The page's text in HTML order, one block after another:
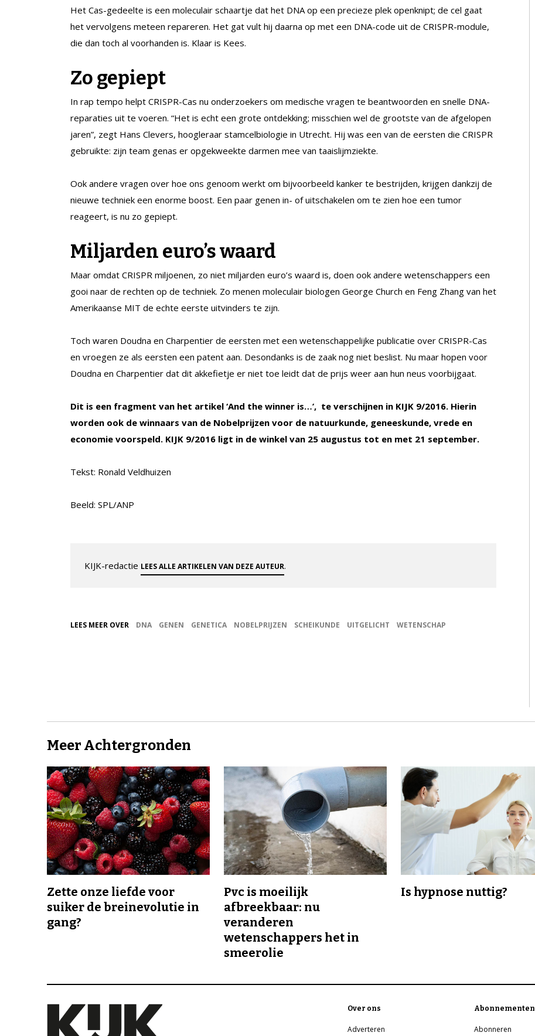
Het Cas-gedeelte is een moleculair schaartje dat het DNA op een precieze plek openknipt; de cel gaat
het vervolgens meteen repareren. Het gat vult hij daarna op met een DNA-code uit de CRISPR-module,
die dan toch al voorhanden is. Klaar is Kees.
Zo gepiept
In rap tempo helpt CRISPR-Cas nu onderzoekers om medische vragen te beantwoorden en snelle DNA-
reparaties uit te voeren. “Het is echt een grote ontdekking; misschien wel de grootste van de afgelopen
jaren”, zegt Hans Clevers, hoogleraar stamcelbiologie in Utrecht. Hij was een van de eersten die CRISPR
gebruikte: zijn team genas er opgekweekte darmen mee van taaislijmziekte.
Ook andere vragen over hoe ons genoom werkt om bijvoorbeeld kanker te bestrijden, krijgen dankzij de
nieuwe techniek een enorme boost. Een paar genen in- of uitschakelen om te zien hoe een tumor
reageert, is nu zo gepiept.
Miljarden euro’s waard
Maar omdat CRISPR miljoenen, zo niet miljarden euro’s waard is, doen ook andere wetenschappers een
gooi naar de rechten op de techniek. Zo menen moleculair biologen George Church en Feng Zhang van het
Amerikaanse MIT de echte eerste uitvinders te zijn.
Toch waren Doudna en Charpentier de eersten met een wetenschappelijke publicatie over CRISPR-Cas
en vroegen ze als eersten een patent aan. Desondanks is de zaak nog niet beslist. Nu maar hopen voor
Doudna en Charpentier dat dit akkefietje er niet toe leidt dat de prijs weer aan hun neus voorbijgaat.
Dit is een fragment van het artikel ‘And the winner is…’, te verschijnen in KIJK 9/2016. Hierin
worden ook de winnaars van de Nobelprijzen voor de natuurkunde, geneeskunde, vrede en
economie voorspeld. KIJK 9/2016 ligt in de winkel van 25 augustus tot en met 21 september.
Tekst: Ronald Veldhuizen
Beeld: SPL/ANP
KIJK-redactie LEES ALLE ARTIKELEN VAN DEZE AUTEUR.
LEES MEER OVER DNA GENEN GENETICA NOBELPRIJZEN SCHEIKUNDE UITGELICHT WETENSCHAP
Meer Achtergronden
Zette onze liefde voor
suiker de breinevolutie in
gang?
Pvc is moeilijk
afbreekbaar: nu
veranderen
wetenschappers het in
smeerolie
Is hypnose nuttig?
Over ons
Adverteren
Abonnementen
Abonneren